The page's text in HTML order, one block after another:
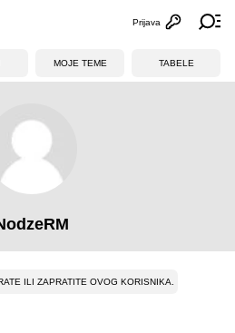
Otvori
Prijava
MOJE TEME TABELE
ILI ZAPRATITE OVOG KORISNIKA.